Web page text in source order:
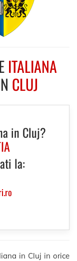
ITALIANA
CLUJ
in Cluj?
la:
in Cluj in orice